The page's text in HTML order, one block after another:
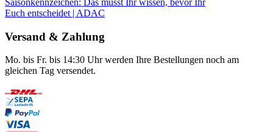
Euch entscheidet | ADAC
Versand & Zahlung
Mo. bis Fr. bis 14:30 Uhr werden Ihre Bestellungen noch am
gleichen Tag versendet.